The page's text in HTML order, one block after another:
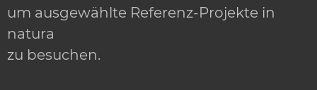
um ausgewählte Referenz-Projekte in
natura
zu besuchen.